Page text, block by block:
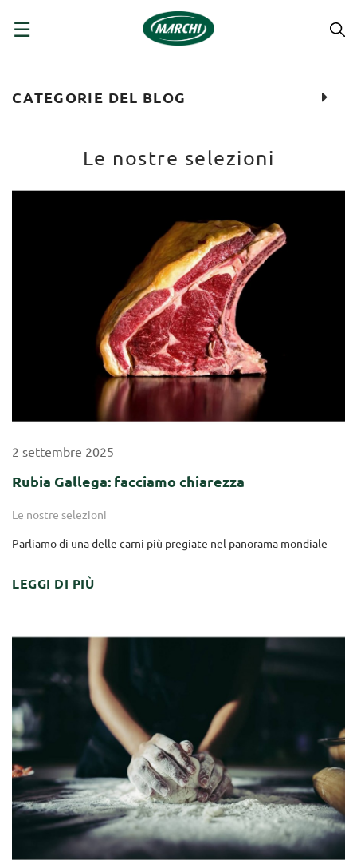
navigazione
☰
CATEGORIE DEL BLOG
Le nostre selezioni
2 settembre 2025
Rubia Gallega: facciamo chiarezza
Le nostre selezioni
Parliamo di una delle carni più pregiate nel panorama mondiale
LEGGI DI PIÙ